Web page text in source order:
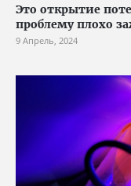
Это открытие
проблему плохо
9 Апрель, 2024